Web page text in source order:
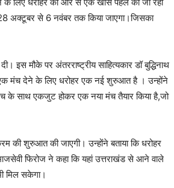
अक्टूबर से 6 नवंबर तक किया जाएगा।जिसका
इस मौके पर अंतरराष्ट्रीय साहित्यकार डॉ बुद्धिनाथ
मंच देने के लिए धरोहर एक नई शुरुआत है । उन्होंने
के साथ एकजुट होकर एक नया मंच तैयार किया है,जो
की शुरुआत की जाएगी। उन्होंने बताया कि धरोहर
फिरोज ने कहा कि यहां उत्तराखंड से आने वाले
मिल सकेगा।